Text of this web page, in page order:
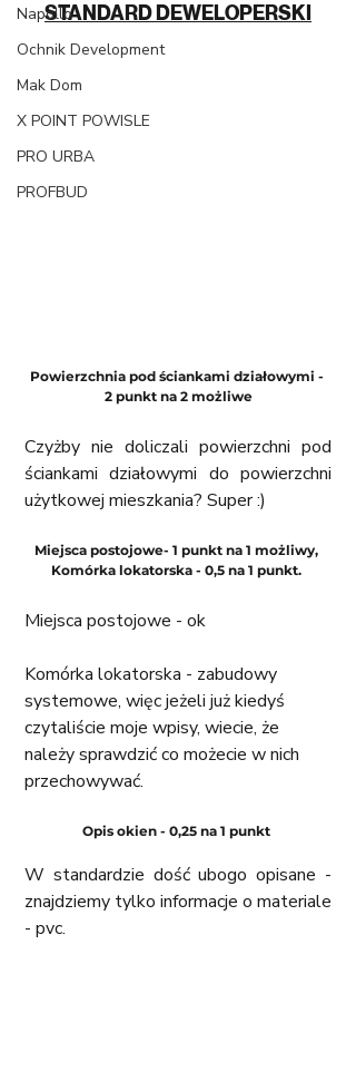
Napollo
Ochnik Development
Mak Dom
X POINT POWISLE
PRO URBA
PROFBUD
STANDARD DEWELOPERSKI
Powierzchnia pod ściankami działowymi -
2 punkt na 2 możliwe
Czyżby nie doliczali powierzchni pod
ściankami działowymi do powierzchni
użytkowej mieszkania? Super :)
Miejsca postojowe- 1 punkt na 1 możliwy,
Komórka lokatorska - 0,5 na 1 punkt.
Miejsca postojowe - ok
Komórka lokatorska - zabudowy
systemowe, więc jeżeli już kiedyś
czytaliście moje wpisy, wiecie, że
należy sprawdzić co możecie w nich
przechowywać.
Opis okien - 0,25 na 1 punkt
W standardzie dość ubogo opisane -
znajdziemy tylko informacje o materiale
- pvc.